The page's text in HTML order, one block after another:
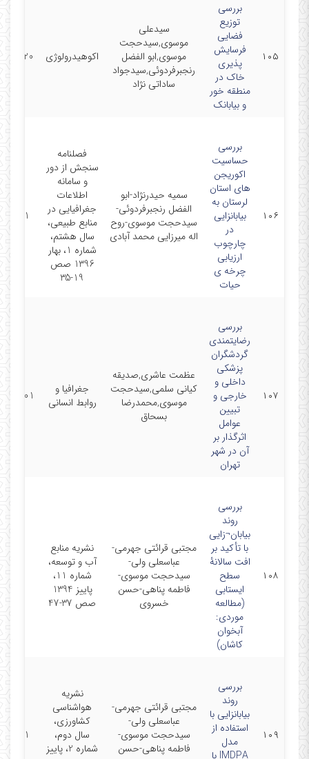
۱۰۵
بررسی
توزیع
فضایی
فرسایش
پذیری
خاک در
منطقه خور
و بیابانک
سیدعلی
موسوی,سیدحجت
موسوی,ابو الفضل
رنجبرفردوئی,سیدجواد
ساداتی نژاد
اکوهیدرولوژی 04/20
۱۰۶
بررسی
حساسیت
اکوریجن
های استان
لرستان به
بیابانزایی
در
چارچوب
ارزیابی
چرخه ی
حیات
سمیه حیدرنژاد-ابو
الفضل رنجبرفردوئی-
سیدحجت موسوی-روح
اله میرزایی محمد آبادی
فصلنامه
سنجش از دور
و سامانه
اطلاعات
جغرافیایی در
منابع طبیعی،
سال هشتم،
شماره 1، بهار
1396 صص
19-35
5-01
۱۰۷
بررسی
رضایتمندی
گردشگران
پزشکی
داخلی و
خارجی و
تبیین
عوامل
اثرگذار بر
آن در شهر
تهران
عظمت عاشری,صدیقه
کیانی سلمی,سیدحجت
موسوی,محمدرضا
بسحاق
جغرافیا و
روابط انسانی
04/01
۱۰۸
بررسی
روند
بیابان¬زایی
با تأکید بر
افت سالانۀ
سطح
ایستابی
(مطالعه
موردی:
آبخوان
کاشان)
مجتبی قرائتی جهرمی-
عباسعلی ولی-
سیدحجت موسوی-
فاطمه پناهی-حسن
خسروی
نشریه منابع
آب و توسعه،
شماره 11،
پاییز 1394
صص 37-47
۱۰۹
بررسی
روند
بیابانزایی با
استفاده از
مدل
IMDPA با
مجتبی قرائتی جهرمی-
عباسعلی ولی-
سیدحجت موسوی-
فاطمه پناهی-حسن
نشریه
هواشناسی
کشاورزی،
سال دوم،
شماره 2، پاییز
1-01